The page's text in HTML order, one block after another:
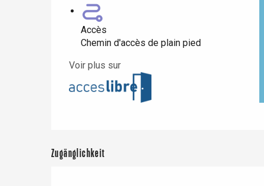
Paris 1h30
Accès
Chemin d'accès de plain pied
Voir plus sur
Zugänglichkeit